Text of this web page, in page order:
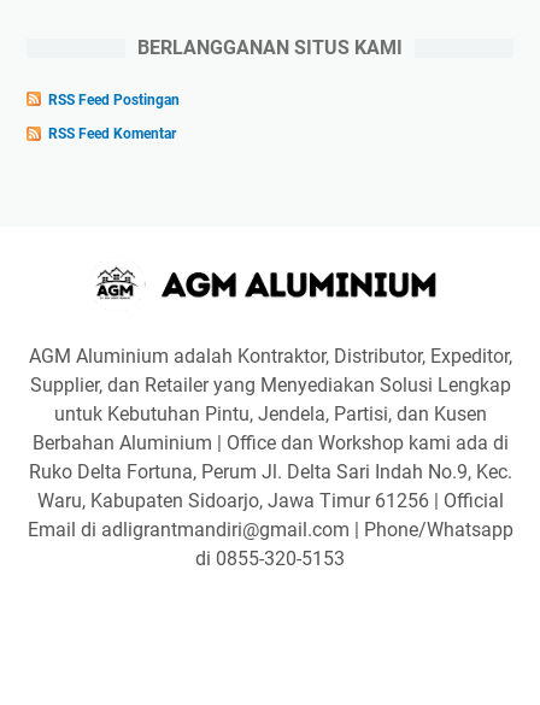
BERLANGGANAN SITUS KAMI
RSS Feed Postingan
RSS Feed Komentar
AGM Aluminium adalah Kontraktor, Distributor, Expeditor,
Supplier, dan Retailer yang Menyediakan Solusi Lengkap
untuk Kebutuhan Pintu, Jendela, Partisi, dan Kusen
Berbahan Aluminium | Office dan Workshop kami ada di
Ruko Delta Fortuna, Perum Jl. Delta Sari Indah No.9, Kec.
Waru, Kabupaten Sidoarjo, Jawa Timur 61256 | Official
Email di adligrantmandiri@gmail.com | Phone/Whatsapp
di 0855-320-5153